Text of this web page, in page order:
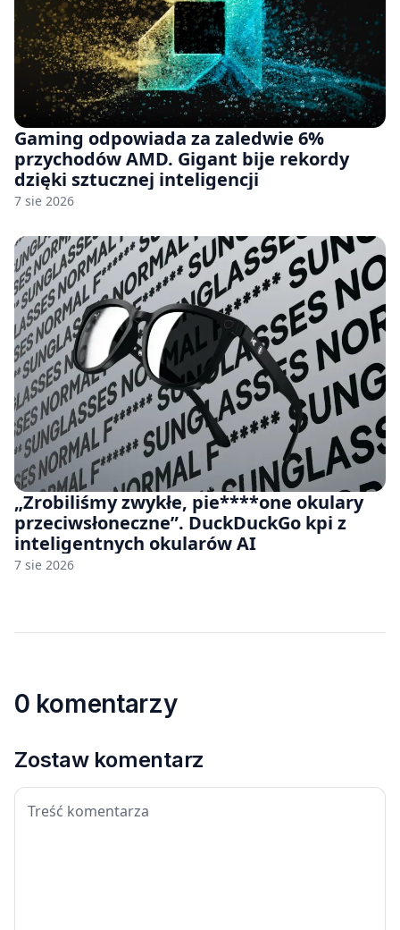
Gaming odpowiada za zaledwie 6%
przychodów AMD. Gigant bije rekordy
dzięki sztucznej inteligencji
7 sie 2026
„Zrobiliśmy zwykłe, pie****one okulary
przeciwsłoneczne”. DuckDuckGo kpi z
inteligentnych okularów AI
7 sie 2026
0 komentarzy
Zostaw komentarz